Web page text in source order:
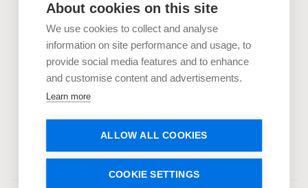
About cookies on this site
We use cookies to collect and analyse
information on site performance and usage, to
provide social media features and to enhance
and customise content and advertisements.
Learn more
ALLOW ALL COOKIES
COOKIE SETTINGS
Uzņēmumiem
Investoriem
Uzzini vairāk